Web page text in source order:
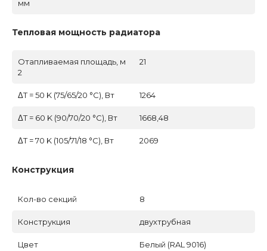
мм
Тепловая мощность радиатора
Отапливаемая площадь, м
2
21
ΔT = 50 K (75/65/20 °C), Вт 1264
ΔT = 60 K (90/70/20 °C), Вт 1668,48
ΔT = 70 K (105/71/18 °C), Вт 2069
Конструкция
Кол-во секций 8
Конструкция двухтрубная
Цвет Белый (RAL 9016)